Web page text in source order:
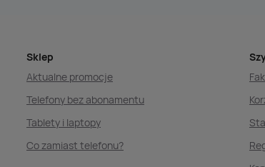
Sklep
Aktualne promocje
Telefony bez abonamentu
Tablety i laptopy
Co zamiast telefonu?